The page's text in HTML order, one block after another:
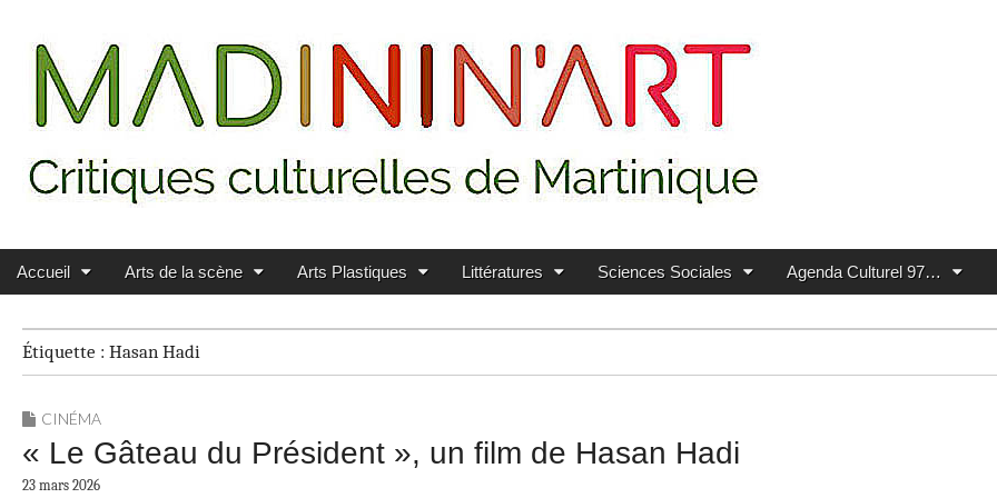
MADININ'ART
Main menu
Skip to content
Accueil Arts de la scène Arts Plastiques Littératures Sciences Sociales Agenda Culturel 97…
Étiquette : Hasan Hadi
CINÉMA
« Le Gâteau du Président », un film de Hasan Hadi
23 mars 2026